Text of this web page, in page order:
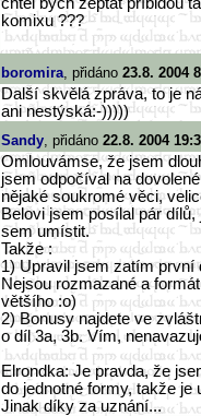
komixu ???
boromira, přidáno 23.8. 2004
Další skvělá zpráva, to je
ani nestýská:-)))))
Sandy, přidáno 22.8. 2004
Omlouvámse, že jsem
jsem odpočíval na
nějaké soukromé věci,
Belovi jsem posílal pár
sem umístit.
Takže :
1) Upravil jsem zatím první
Nejsou rozmazané a
většího :o)
2) Bonusy najdete ve
o díl 3a, 3b. Vím,
Elrondka: Je pravda, že
do jednotné formy, takže je
Jinak díky za uznání...